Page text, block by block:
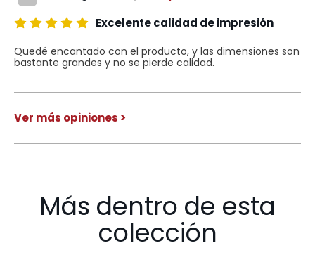
Excelente calidad de impresión
Quedé encantado con el producto, y las dimensiones son
bastante grandes y no se pierde calidad.
Ver más opiniones >
Más dentro de esta
colección